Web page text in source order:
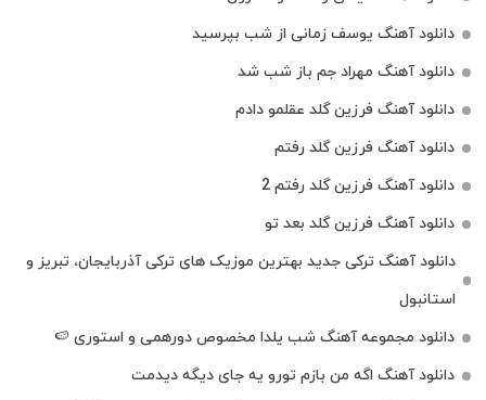
دانلود آهنگ یوسف زمانی از شب بپرسید
دانلود آهنگ مهراد جم باز شب شد
دانلود آهنگ فرزین گلد عقلمو دادم
دانلود آهنگ فرزین گلد رفتم
دانلود آهنگ فرزین گلد رفتم 2
دانلود آهنگ فرزین گلد بعد تو
دانلود آهنگ ترکی جدید بهترین موزیک‌ های ترکی آذربایجان، تبریز و
استانبول
دانلود مجموعه آهنگ شب یلدا مخصوص دورهمی و استوری 🍉
دانلود آهنگ اگه من بازم تورو یه جای دیگه دیدمت